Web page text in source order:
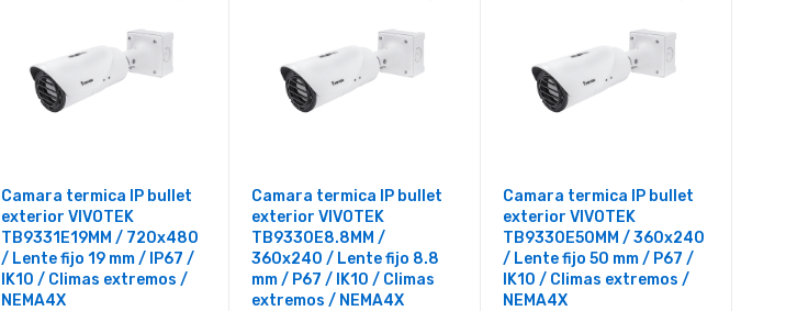
Camara termica IP bullet
exterior VIVOTEK
TB9331E19MM / 720x480
/ Lente fijo 19 mm / IP67 /
IK10 / Climas extremos /
NEMA4X
Camara termica IP bullet
exterior VIVOTEK
TB9330E8.8MM /
360x240 / Lente fijo 8.8
mm / P67 / IK10 / Climas
extremos / NEMA4X
Camara termica IP bullet
exterior VIVOTEK
TB9330E50MM / 360x240
/ Lente fijo 50 mm / P67 /
IK10 / Climas extremos /
NEMA4X